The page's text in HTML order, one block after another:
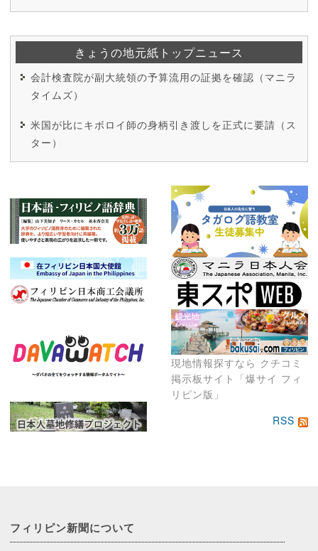
現地情報探すなら クチコミ
掲示板サイト「爆サイ フィ
リピン版」
きょうの地元紙トップニュース
会計検査院が副大統領の予算流用の証拠を確認（マニラ
タイムズ）
米国が比にキボロイ師の身柄引き渡しを正式に要請（ス
ター）
RSS
フィリピン新聞について